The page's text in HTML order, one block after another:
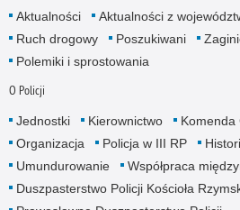
Aktualności Aktualności z
Ruch drogowy
Poszukiwani
Polemiki i sprostowania
O Policji
Jednostki Kierownictwo
Komenda
Organizacja
Policja w III RP
Umundurowanie
Współpraca
Duszpasterstwo Policji Kościoła